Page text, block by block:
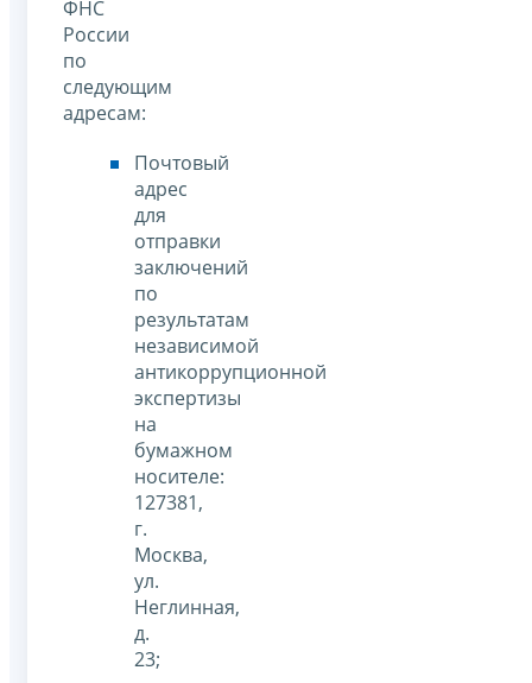
ФНС
России
по
следующим
адресам:
Почтовый
адрес
для
отправки
заключений
по
результатам
независимой
антикоррупционной
экспертизы
на
бумажном
носителе:
127381,
г.
Москва,
ул.
Неглинная,
д.
23;